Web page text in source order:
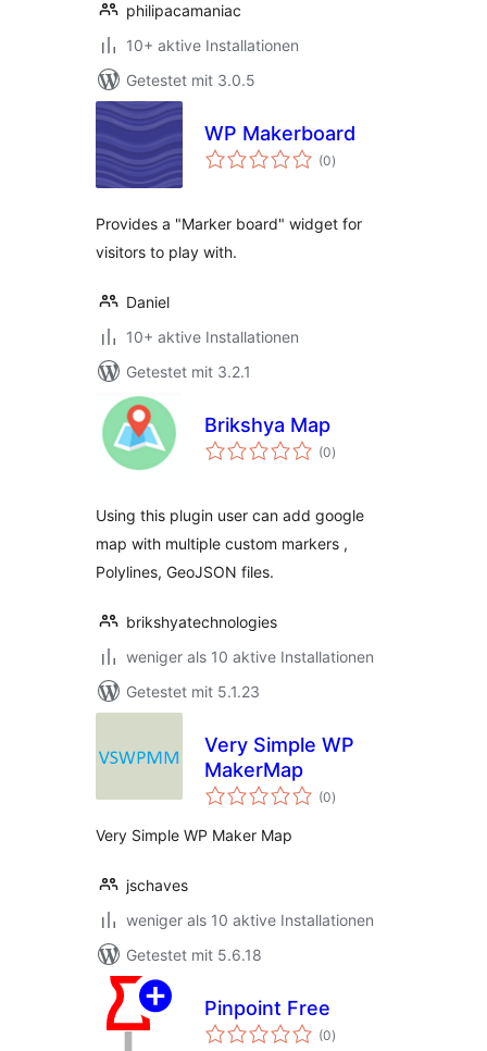
philipacamaniac
10+ aktive Installationen
Getestet mit 3.0.5
WP Makerboard
(0Bewertungen
insgesamt
)
Provides a "Marker board" widget for
visitors to play with.
Daniel
10+ aktive Installationen
Getestet mit 3.2.1
Brikshya Map
(0Bewertungen
insgesamt
)
Using this plugin user can add google
map with multiple custom markers ,
Polylines, GeoJSON files.
brikshyatechnologies
weniger als 10 aktive Installationen
Getestet mit 5.1.23
Very Simple WP
MakerMap
(0Bewertungen
insgesamt
)
Very Simple WP Maker Map
jschaves
weniger als 10 aktive Installationen
Getestet mit 5.6.18
Pinpoint Free
(0Bewertungen
insgesamt
)